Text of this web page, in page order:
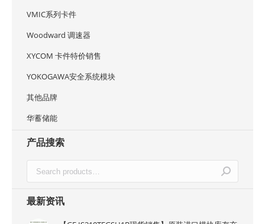
VMIC系列卡件
Woodward 调速器
XYCOM 卡件特价销售
YOKOGAWA安全系统模块
其他品牌
华蓄储能
产品搜索
最新资讯